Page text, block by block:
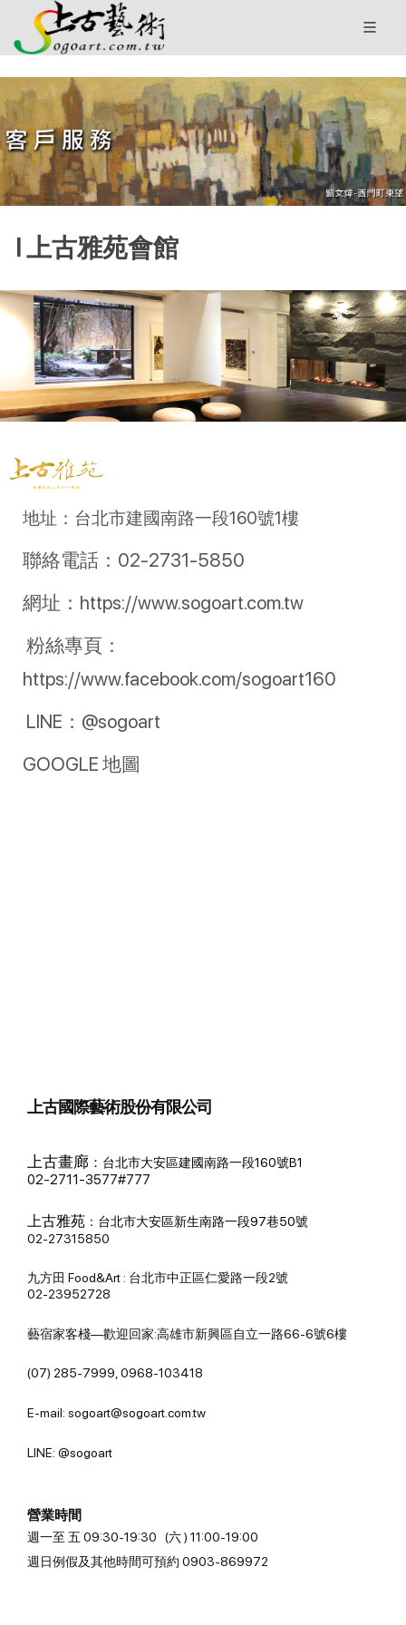
I 上古雅苑會館
地址：台北市建國南路一段160號1樓
聯絡電話：02-2731-5850
網址：https://www.sogoart.com.tw
粉絲專頁：
https://www.facebook.com/sogoart160
LINE：@sogoart
GOOGLE 地圖
上古國際藝術股份有限公司
上古畫廊 ： 台北市大安區建國南路一段160號B1
02-2711-3577#777
上古雅苑 ： 台北市大安區新生南路一段97巷50號
02-27315850
九方田 Food&Art : 台北市中正區仁愛路一段2號
02-23952728
藝宿家客棧—歡迎回家:高雄市新興區自立一路66-6號6樓
(07) 285-7999, 0968-103418
E-mail: sogoart@sogoart.com.tw
LINE: @sogoart
營業時間
週一至 五 09:30-19:30 (六 ) 11:00-19:00
週日例假及其他時間可預約 0903-869972